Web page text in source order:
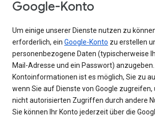
Google-Konto
Um einige unserer Dienste nutzen zu
erforderlich, ein Google-Konto zu erstellen
personenbezogene Daten (typischerweise
Mail-Adresse und ein Passwort)
Kontoinformationen ist es möglich, Sie zu
wenn Sie auf Dienste von Google zugreifen,
nicht autorisierten Zugriffen durch andere
Sie können Ihr Konto jederzeit über die